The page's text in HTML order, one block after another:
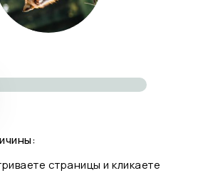
страницы и кликаете